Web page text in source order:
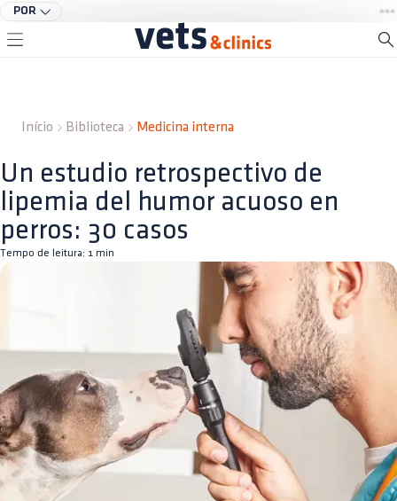
POR
Início Biblioteca Medicina interna
Un estudio retrospectivo de
lipemia del humor acuoso en
perros: 30 casos
Tempo de leitura: 1 min